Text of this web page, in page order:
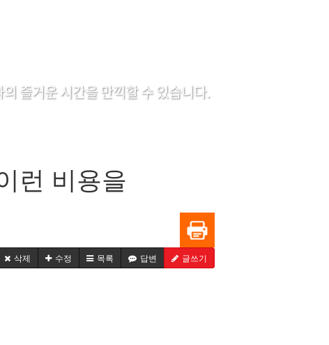
즐거운 시간을 만끽할 수 있습니다.
런 비용을
삭제 수정 목록 답변 글쓰기